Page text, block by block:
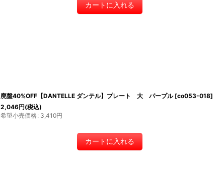
カートに入れる
廃盤40%OFF【DANTELLE ダンテル】プレート 大 パープル [co053-018]
2,046円(税込)
希望小売価格: 3,410円
カートに入れる